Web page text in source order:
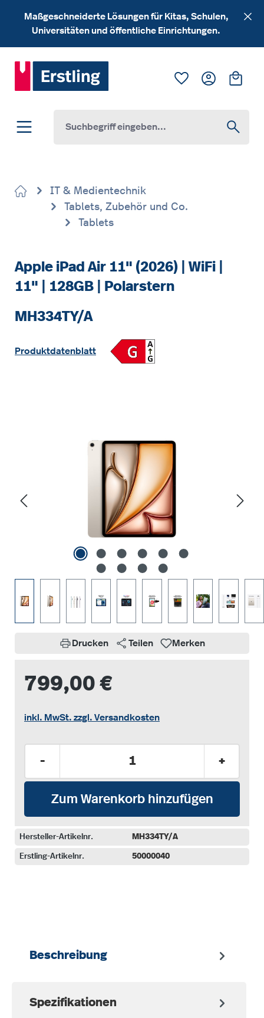
Zum Hauptinhalt springen
Maßgeschneiderte Lösungen für Kitas, Schulen,
Universitäten und öffentliche Einrichtungen.
Du hast 0
IT & Medientechnik
Tablets, Zubehör und Co.
Tablets
Apple iPad Air 11" (2026) | WiFi |
11" | 128GB | Polarstern
MH334TY/A
Produktdatenblatt
Drucken Teilen Merken
799,00 €
inkl. MwSt. zzgl. Versandkosten
- +
Zum Warenkorb hinzufügen
Hersteller-Artikelnr. MH334TY/A
Erstling-Artikelnr. 50000040
Beschreibung
Spezifikationen